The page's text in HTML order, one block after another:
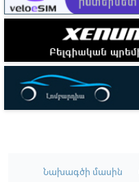
Նախագծի մասին